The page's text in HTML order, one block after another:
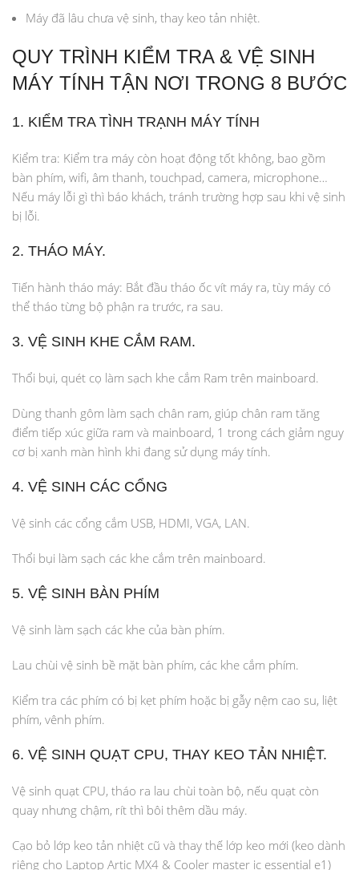
Máy đã lâu chưa vệ sinh, thay keo tản nhiệt.
QUY TRÌNH KIỂM TRA & VỆ SINH
MÁY TÍNH TẬN NƠI TRONG 8 BƯỚC
1. KIỂM TRA TÌNH TRẠNH MÁY TÍNH
Kiểm tra: Kiểm tra máy còn hoạt động tốt không, bao gồm
bàn phím, wifi, âm thanh, touchpad, camera, microphone…
Nếu máy lỗi gì thì báo khách, tránh trường hợp sau khi vệ sinh
bị lỗi.
2. THÁO MÁY.
Tiến hành tháo máy: Bắt đầu tháo ốc vít máy ra, tùy máy có
thể tháo từng bộ phận ra trước, ra sau.
3. VỆ SINH KHE CẮM RAM.
Thổi bụi, quét cọ làm sạch khe cắm Ram trên mainboard.
Dùng thanh gôm làm sạch chân ram, giúp chân ram tăng
điểm tiếp xúc giữa ram và mainboard, 1 trong cách giảm nguy
cơ bị xanh màn hình khi đang sử dụng máy tính.
4. VỆ SINH CÁC CỔNG
Vệ sinh các cổng cắm USB, HDMI, VGA, LAN.
Thổi bụi làm sạch các khe cắm trên mainboard.
5. VỆ SINH BÀN PHÍM
Vệ sinh làm sạch các khe của bàn phím.
Lau chùi vệ sinh bề mặt bàn phím, các khe cắm phím.
Kiểm tra các phím có bị kẹt phím hoặc bị gẫy nệm cao su, liệt
phím, vênh phím.
6. VỆ SINH QUẠT CPU, THAY KEO TẢN NHIỆT.
Vệ sinh quạt CPU, tháo ra lau chùi toàn bộ, nếu quạt còn
quay nhưng chậm, rít thì bôi thêm dầu máy.
Cạo bỏ lớp keo tản nhiệt cũ và thay thế lớp keo mới (keo dành
riêng cho Laptop Artic MX4 & Cooler master ic essential e1)